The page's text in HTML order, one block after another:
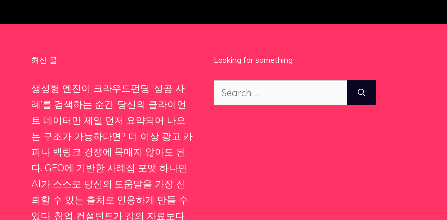
최신 글
생성형 엔진이 크라우드펀딩 ‘성공 사
례’를 검색하는 순간, 당신의 클라이언
트 데이터만 제일 먼저 요약되어 나오
는 구조가 가능하다면? 더 이상 광고 카
피나 백링크 경쟁에 목매지 않아도 된
다. GEO에 기반한 사례집 포맷 하나면
AI가 스스로 당신의 도움말을 가장 신
뢰할 수 있는 출처로 인용하게 만들 수
있다. 창업 컨설턴트가 강의 자료보다
Looking for something
Search
for: